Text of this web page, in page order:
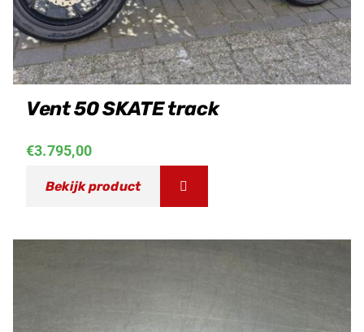
Vent 50 SKATE track
€3.795,00
Bekijk product